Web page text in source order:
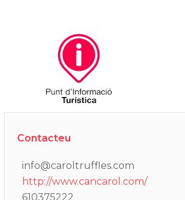
Contacteu
info@caroltruffles.com
http://www.cancarol.com/
610375222